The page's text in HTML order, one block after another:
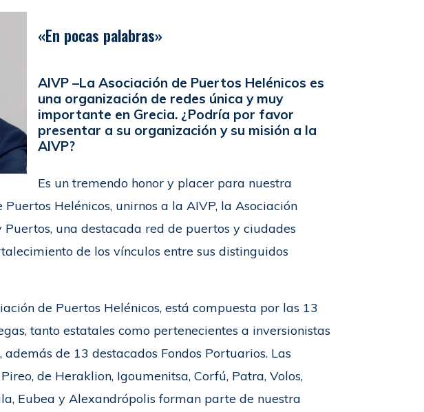
«En pocas palabras»
AIVP –La Asociación de Puertos Helénicos es
una organización de redes única y muy
importante en Grecia. ¿Podría por favor
presentar a su organización y su misión a la
AIVP?
Es un tremendo honor y placer para nuestra
Helénicos, unirnos a la AIVP, la Asociación
una destacada red de puertos y ciudades
de los vínculos entre sus distinguidos
de Puertos Helénicos, está compuesta por las 13
tanto estatales como pertenecientes a inversionistas
de 13 destacados Fondos Portuarios. Las
de Heraklion, Igoumenitsa, Corfú, Patra, Volos,
Eubea y Alexandrópolis forman parte de nuestra